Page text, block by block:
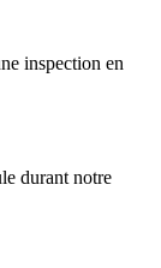
inspection en
durant notre